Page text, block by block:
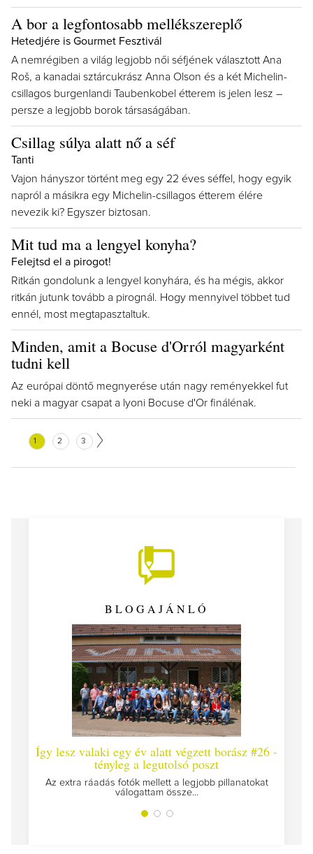
A bor a legfontosabb mellékszereplő
Hetedjére is Gourmet Fesztivál
A nemrégiben a világ legjobb női séfjének választott Ana
Roš, a kanadai sztárcukrász Anna Olson és a két Michelin-
csillagos burgenlandi Taubenkobel étterem is jelen lesz –
persze a legjobb borok társaságában.
Csillag súlya alatt nő a séf
Tanti
Vajon hányszor történt meg egy 22 éves séffel, hogy egyik
napról a másikra egy Michelin-csillagos étterem élére
nevezik ki? Egyszer biztosan.
Mit tud ma a lengyel konyha?
Felejtsd el a pirogot!
Ritkán gondolunk a lengyel konyhára, és ha mégis, akkor
ritkán jutunk tovább a pirognál. Hogy mennyivel többet tud
ennél, most megtapasztaltuk.
Minden, amit a Bocuse d'Orról magyarként
tudni kell
Az európai döntő megnyerése után nagy reményekkel fut
neki a magyar csapat a lyoni Bocuse d'Or finálénak.
1 2 3
BLOGAJÁNLÓ
valaki egy év alatt végzett borász #26 -
tényleg a legutolsó poszt
ráadás fotók mellett a legjobb pillanatokat
válogattam össze...
Így lesz valaki